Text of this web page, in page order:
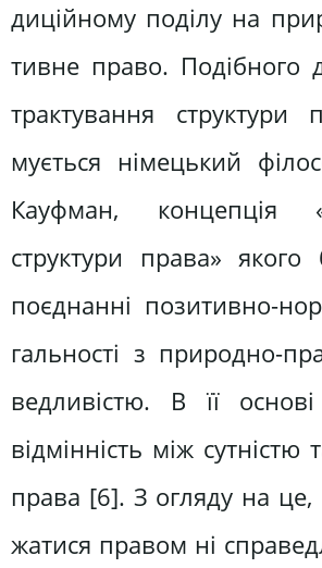
диційному поділу на
тивне право. Подібного
трактування
мується німецький
Кауфман, концепція
структури права» якого
поєднанні позитивно-
гальності з природно-
ведливістю. В її основі
відмінність між сутністю
права [6]. З огляду на
жатися правом ні